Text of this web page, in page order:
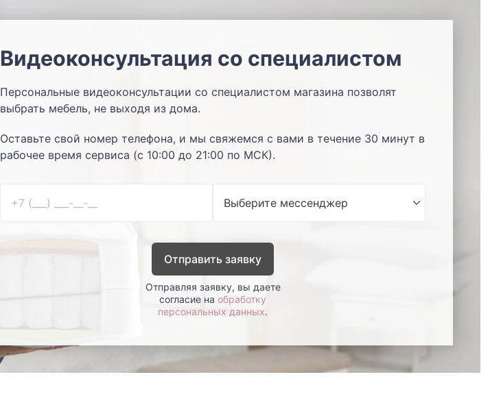
Видеоконсультация со специалистом
Персональные видеоконсультации со специалистом магазина позволят
выбрать мебель, не выходя из дома.
Оставьте свой номер телефона, и мы свяжемся с вами в течение 30 минут в
рабочее время сервиса (с 10:00 до 21:00 по МСК).
Отправить заявку
Отправляя заявку, вы даете
согласие на обработку
персональных данных.